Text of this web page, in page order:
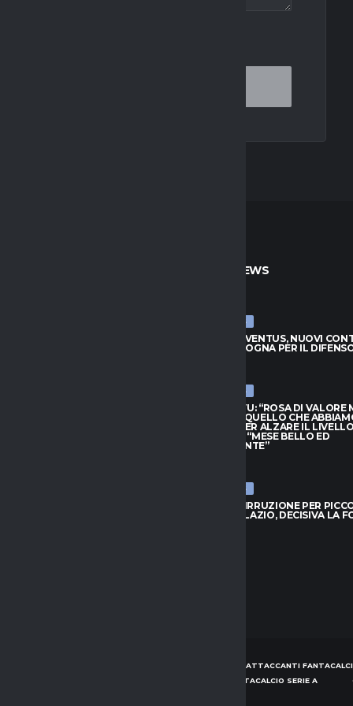
THE NEXT TIME I COMMENT.
ULTIME NEWS
ULTIME NEWS
LUCUMÍ-JUVENTUS, NUOVI
CON IL BOLOGNA PER IL
ULTIME NEWS
INTER, CHIVU: “ROSA DI VALORE
SAPPIAMO QUELLO CHE
BISOGNO PER ALZARE IL
PROVEDEL: “MESE BELLO ED
EMOZIONANTE”
ULTIME NEWS
BOLOGNA, IRRUZIONE PER
A GENOA E LAZIO, DECISIVA LA
CONSIGLI ATTACCANTI
CONSIGLI DIFENSORI FANTACALCIO SERIE A